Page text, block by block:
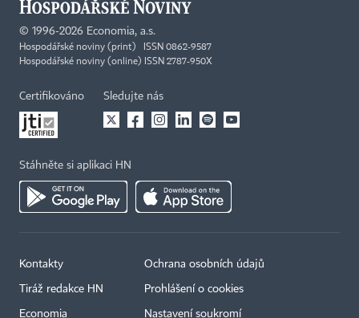
© 1996-2026 Economia, a.s.
Hospodářské noviny (print) ISSN 0862-9587
Hospodářské noviny (online) ISSN 2787-950X
Certifikováno Sledujte nás
Stáhněte si aplikaci HN
Kontakty
Tiráž redakce HN
Economia
Ochrana osobních údajů
Prohlášení o cookies
Nastavení soukromí